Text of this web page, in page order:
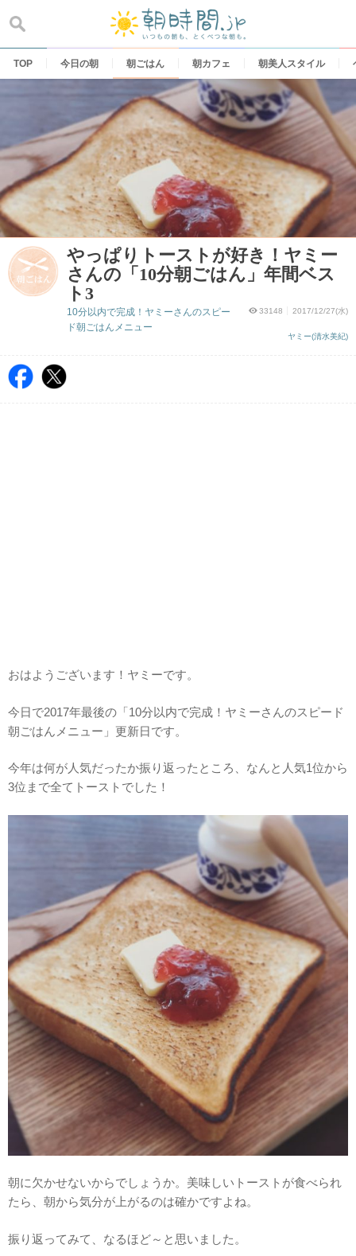
content
TOP 今日の朝 朝ごはん 朝カフェ 朝美人スタイル
やっぱりトーストが好き！ヤミー
さんの「10分朝ごはん」年間ベス
ト3
33148 2017/12/27(水)
ヤミー(清水美紀)
10分以内で完成！ヤミーさんのスピー
ド朝ごはんメニュー
おはようございます！ヤミーです。
今日で2017年最後の「10分以内で完成！ヤミーさんのスピード
朝ごはんメニュー」更新日です。
今年は何が人気だったか振り返ったところ、なんと人気1位から
3位まで全てトーストでした！
朝に欠かせないからでしょうか。美味しいトーストが食べられ
たら、朝から気分が上がるのは確かですよね。
振り返ってみて、なるほど～と思いました。